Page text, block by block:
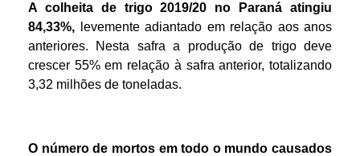
A colheita de trigo 2019/20 no Paraná atingiu
84,33%,
levemente adiantado em relação aos anos
anteriores. Nesta safra a produção de trigo deve
crescer 55% em relação à safra anterior, totalizando
3,32 milhões de toneladas.
O número de mortos em todo o mundo causados